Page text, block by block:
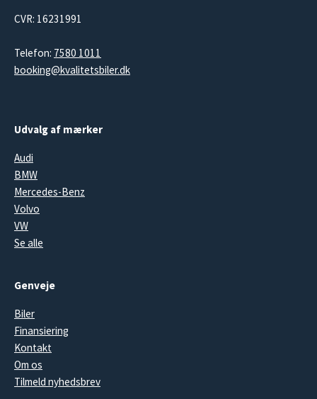
CVR: 16231991
Telefon: 7580 1011
booking@kvalitetsbiler.dk
Udvalg af mærker
Audi
BMW
Mercedes-Benz
Volvo
VW
Se alle
Genveje
Biler
Finansiering
Kontakt
Om os
Tilmeld nyhedsbrev